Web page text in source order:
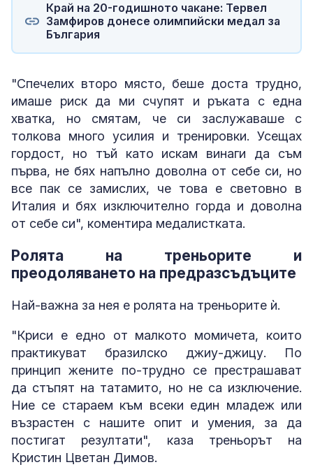
Край на 20-годишното чакане: Тервел
Замфиров донесе олимпийски медал за
България
"Спечелих второ място, беше доста трудно,
имаше риск да ми счупят и ръката с една
хватка, но смятам, че си заслужаваше с
толкова много усилия и тренировки. Усещах
гордост, но тъй като искам винаги да съм
първа, не бях напълно доволна от себе си, но
все пак се замислих, че това е световно в
Италия и бях изключително горда и доволна
от себе си", коментира медалистката.
Ролята на треньорите и
преодоляването на предразсъдъците
Най-важна за нея е ролята на треньорите ѝ.
"Криси е едно от малкото момичета, които
практикуват бразилско джиу-джицу. По
принцип жените по-трудно се престрашават
да стъпят на татамито, но не са изключение.
Ние се стараем към всеки един младеж или
възрастен с нашите опит и умения, за да
постигат резултати", каза треньорът на
Кристин Цветан Димов.